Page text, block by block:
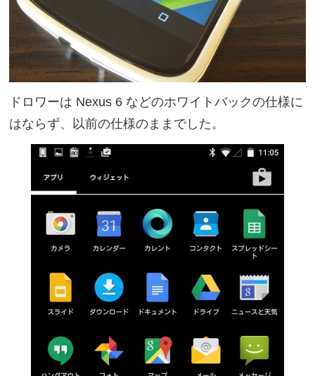
ドロワーは Nexus 6 などのホワイトバックの仕様に
はならず、以前の仕様のままでした。